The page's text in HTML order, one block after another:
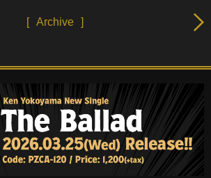
[ Archive ]